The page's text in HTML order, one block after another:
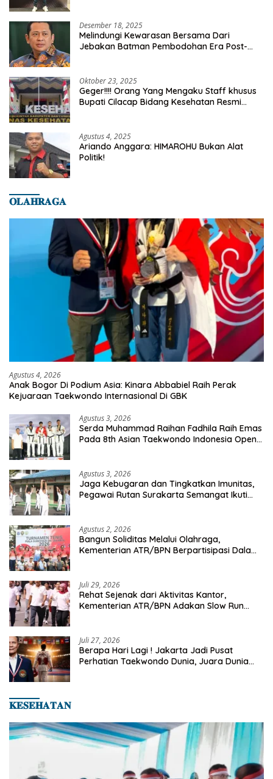
Desember 18, 2025
Melindungi Kewarasan Bersama Dari
Jebakan Batman Pembodohan Era Post-
Oktober 23, 2025
Geger!!!! Orang Yang Mengaku Staff khusus
Bupati Cilacap Bidang Kesehatan Resmi
Agustus 4, 2025
Ariando Anggara: HIMAROHU Bukan Alat
Politik!
𝐎𝐋𝐀𝐇𝐑𝐀𝐆𝐀
Agustus 4, 2026
Anak Bogor Di Podium Asia: Kinara Abbabiel Raih Perak
Kejuaraan Taekwondo Internasional Di GBK
Agustus 3, 2026
Serda Muhammad Raihan Fadhila Raih Emas
Pada 8th Asian Taekwondo Indonesia Open
Agustus 3, 2026
Jaga Kebugaran dan Tingkatkan Imunitas,
Pegawai Rutan Surakarta Semangat Ikuti
Agustus 2, 2026
Bangun Soliditas Melalui Olahraga,
Kementerian ATR/BPN Berpartisipasi Dalam
Juli 29, 2026
Rehat Sejenak dari Aktivitas Kantor,
Kementerian ATR/BPN Adakan Slow Run
Juli 27, 2026
Berapa Hari Lagi ! Jakarta Jadi Pusat
Perhatian Taekwondo Dunia, Juara Dunia
𝐊𝐄𝐒𝐄𝐇𝐀𝐓𝐀𝐍